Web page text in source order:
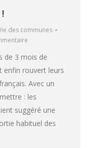
des communes
de 3 mois de
enfin rouvert leurs
Avec un
: les
suggéré une
habituel des